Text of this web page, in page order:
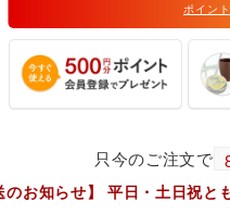
ポイン
只今のご注文で
日・土日祝ともに午後16時